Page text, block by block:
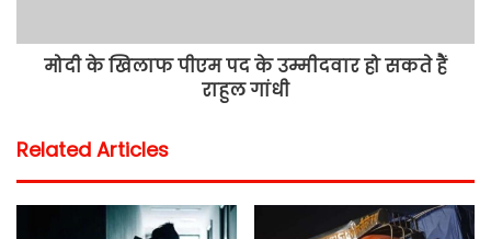
मोदी के खिलाफ पीएम पद के उम्मीदवार हो सकते हैं
राहुल गांधी
Related Articles